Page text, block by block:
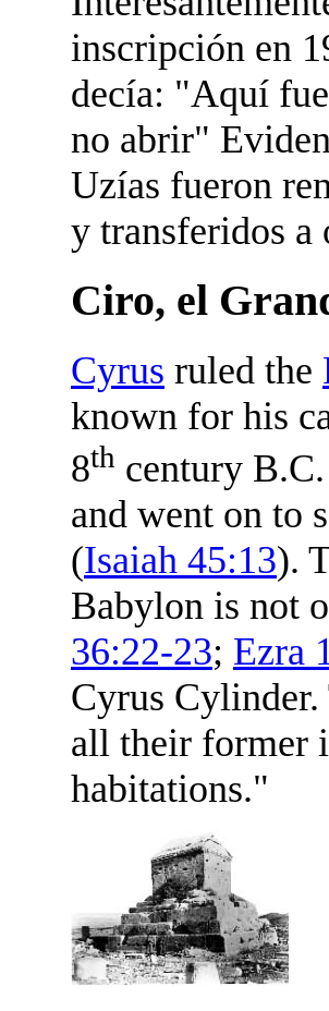
inscripción en
decía: "Aquí
no abrir"
Uzías fueron
y transferidos a
Ciro, el
Cyrus ruled the
known for his
8th century
and went on to
(Isaiah 45:13).
Babylon is not
36:22-23; Ezra
Cyrus Cylinder.
all their former
habitations."